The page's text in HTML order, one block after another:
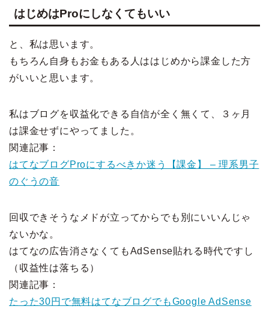
はじめはProにしなくてもいい
と、私は思います。
もちろん自身もお金もある人ははじめから課金した方
がいいと思います。
私はブログを収益化できる自信が全く無くて、３ヶ月
は課金せずにやってました。
関連記事：
はてなブログProにするべきか迷う【課金】 – 理系男子
のぐうの音
回収できそうなメドが立ってからでも別にいいんじゃ
ないかな。
はてなの広告消さなくてもAdSense貼れる時代ですし
（収益性は落ちる）
関連記事：
たった30円で無料はてなブログでもGoogle AdSense